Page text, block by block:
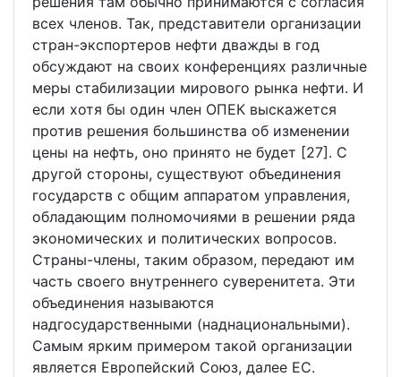
всех членов. Так, представители организации
стран-экспортеров нефти дважды в год
обсуждают на своих конференциях различные
меры стабилизации мирового рынка нефти. И
если хотя бы один член ОПЕК выскажется
против решения большинства об изменении
цены на нефть, оно принято не будет [27]. С
другой стороны, существуют объединения
государств с общим аппаратом управления,
обладающим полномочиями в решении ряда
экономических и политических вопросов.
Страны-члены, таким образом, передают им
часть своего внутреннего суверенитета. Эти
объединения называются
надгосударственными (наднациональными).
Самым ярким примером такой организации
является Европейский Союз, далее ЕС.